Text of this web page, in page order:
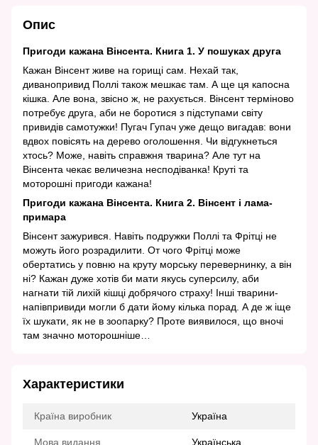
Опис
Пригоди кажана Вінсента. Книга 1. У пошуках друга
Кажан Вінсент живе на горищі сам. Нехай так,
диванопривид Поллі також мешкає там. А ще ця капосна
кішка. Але вона, звісно ж, не рахується. Вінсент терміново
потребує друга, аби не боротися з підступами світу
привидів самотужки! Пугач Гупач уже дещо вигадав: вони
вдвох повісять на дерево оголошення. Чи відгукнеться
хтось? Може, навіть справжня тварина? Але тут на
Вінсента чекає величезна несподіванка! Круті та
моторошні пригоди кажана!
Пригоди кажана Вінсента. Книга 2. Вінсент і лама-
примара
Вінсент зажурився. Навіть подружки Поллі та Фрітці не
можуть його розрадилити. От чого Фрітці може
обертатись у повню на круту морську перевернинку, а він
ні? Кажан дуже хотів би мати якусь суперсилу, аби
нагнати тій лихій кішці добрячого страху! Інші тварини-
напівпривиди могли б дати йому кілька порад. А де ж іще
їх шукати, як не в зоопарку? Проте виявилося, що вночі
там значно моторошніше…
Характеристики
Країна виробник Україна
Мова видання Українська